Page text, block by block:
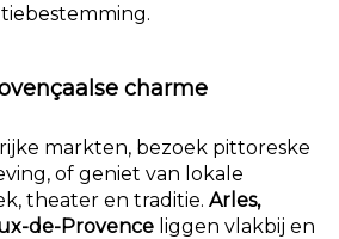
charme
markten, bezoek pittoreske
of geniet van lokale
theater en traditie. Arles,
de-Provence liggen vlakbij en